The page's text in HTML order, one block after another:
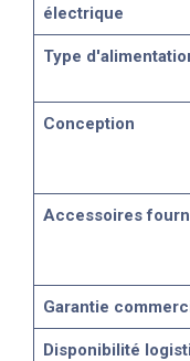
électrique
Type
Conception
Accessoires
Garantie
Disponibilité